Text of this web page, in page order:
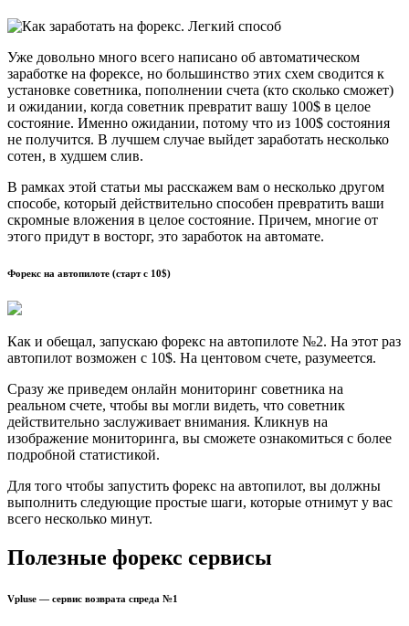
Уже довольно много всего написано об автоматическом
заработке на форексе, но большинство этих схем сводится к
установке советника, пополнении счета (кто сколько сможет)
и ожидании, когда советник превратит вашу 100$ в целое
состояние. Именно ожидании, потому что из 100$ состояния
не получится. В лучшем случае выйдет заработать несколько
сотен, в худшем слив.
В рамках этой статьи мы расскажем вам о несколько другом
способе, который действительно способен превратить ваши
скромные вложения в целое состояние. Причем, многие от
этого придут в восторг, это заработок на автомате.
Форекс на автопилоте (старт с 10$)
Как и обещал, запускаю форекс на автопилоте №2. На этот раз
автопилот возможен с 10$. На центовом счете, разумеется.
Сразу же приведем онлайн мониторинг советника на
реальном счете, чтобы вы могли видеть, что советник
действительно заслуживает внимания. Кликнув на
изображение мониторинга, вы сможете ознакомиться с более
подробной статистикой.
Для того чтобы запустить форекс на автопилот, вы должны
выполнить следующие простые шаги, которые отнимут у вас
всего несколько минут.
Полезные форекс сервисы
Vpluse — сервис возврата спреда №1